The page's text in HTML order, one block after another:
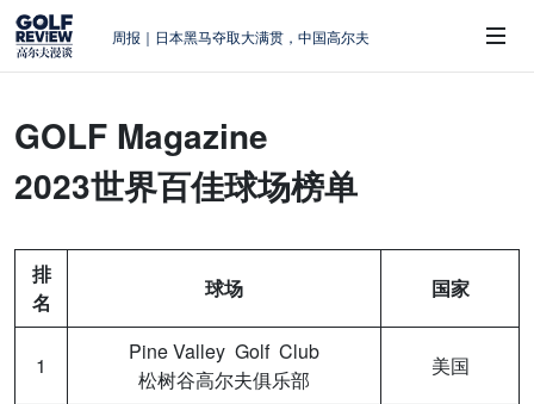
大满贯球场设置的演变和期许
周报｜亚巡“换码头”，果岭脱鞋抗议的乌
龙
查莉·赫尔：不断制造“麻烦”的流量明星
的差距在哪？
Menu
GOLF Magazine
2023世界百佳球场榜单
排
名
球场 国家
1
Pine Valley Golf Club
松树谷高尔夫俱乐部
美国